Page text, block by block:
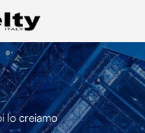
lo creiamo